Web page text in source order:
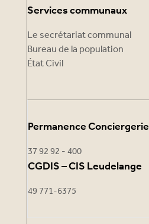
Services communaux
Le secrétariat communal
Bureau de la population
État Civil
Permanence Conciergerie
37 92 92 - 400
CGDIS – CIS Leudelange
49 771-6375